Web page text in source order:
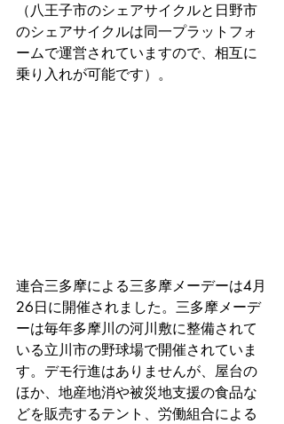
（八王子市のシェアサイクルと日野市
のシェアサイクルは同一プラットフォ
ームで運営されていますので、相互に
乗り入れが可能です）。
連合三多摩による三多摩メーデーは4月
26日に開催されました。三多摩メーデ
ーは毎年多摩川の河川敷に整備されて
いる立川市の野球場で開催されていま
す。デモ行進はありませんが、屋台の
ほか、地産地消や被災地支援の食品な
どを販売するテント、労働組合による